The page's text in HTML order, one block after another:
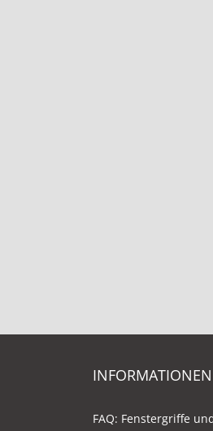
INFORMATIONEN
FAQ: Fenstergriffe